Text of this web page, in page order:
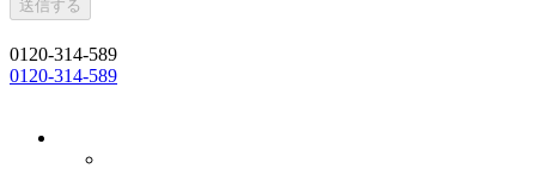
0120-314-589
0120-314-589